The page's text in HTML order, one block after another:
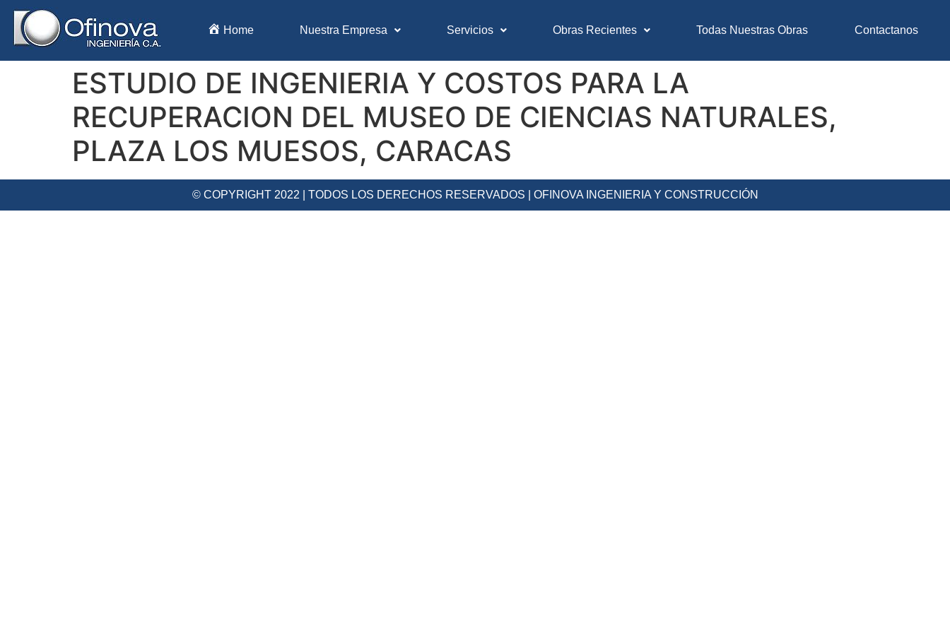
Home Nuestra Empresa Servicios Obras Recientes Todas Nuestras Obras Contactanos
ESTUDIO DE INGENIERIA Y COSTOS PARA LA
RECUPERACION DEL MUSEO DE CIENCIAS NATURALES,
PLAZA LOS MUESOS, CARACAS
© COPYRIGHT 2022 | TODOS LOS DERECHOS RESERVADOS | OFINOVA INGENIERIA Y CONSTRUCCIÓN